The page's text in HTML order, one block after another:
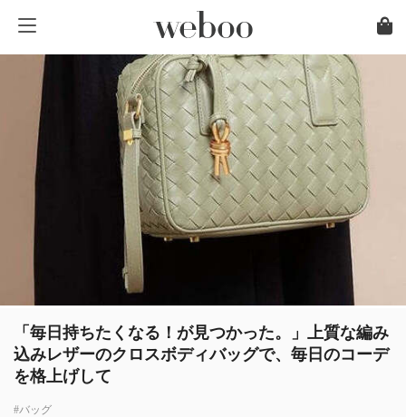
「毎日持ちたくなる！が見つかった。」上質な編み
込みレザーのクロスボディバッグで、毎日のコーデ
を格上げして
#バッグ